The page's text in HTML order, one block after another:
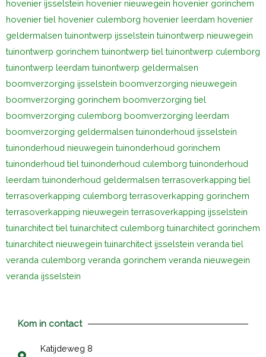
hovenier ijsselstein hovenier nieuwegein hovenier gorinchem
hovenier tiel hovenier culemborg hovenier leerdam hovenier
geldermalsen tuinontwerp ijsselstein tuinontwerp nieuwegein
tuinontwerp gorinchem tuinontwerp tiel tuinontwerp culemborg
tuinontwerp leerdam tuinontwerp geldermalsen
boomverzorging ijsselstein boomverzorging nieuwegein
boomverzorging gorinchem boomverzorging tiel
boomverzorging culemborg boomverzorging leerdam
boomverzorging geldermalsen tuinonderhoud ijsselstein
tuinonderhoud nieuwegein tuinonderhoud gorinchem
tuinonderhoud tiel tuinonderhoud culemborg tuinonderhoud
leerdam tuinonderhoud geldermalsen terrasoverkapping tiel
terrasoverkapping culemborg terrasoverkapping gorinchem
terrasoverkapping nieuwegein terrasoverkapping ijsselstein
tuinarchitect tiel tuinarchitect culemborg tuinarchitect gorinchem
tuinarchitect nieuwegein tuinarchitect ijsselstein veranda tiel
veranda culemborg veranda gorinchem veranda nieuwegein
veranda ijsselstein
Kom in contact
Katijdeweg 8